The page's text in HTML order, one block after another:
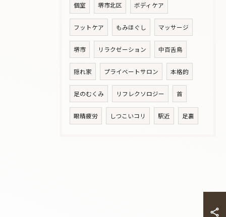
個室 堺市北区 ボディケア
フットケア もみほぐし マッサージ
堺市 リラクゼーション 中百舌鳥
隠れ家 プライベートサロン 本格的
足のむくみ リフレクソロジー 首
眼精疲労 しつこいコリ 駅近 足裏